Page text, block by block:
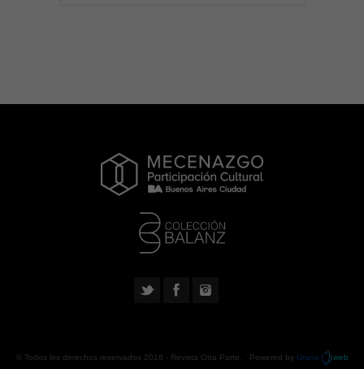
© Todos los derechos reservados 2018 - Revista Otra Parte . Powered by Urano web